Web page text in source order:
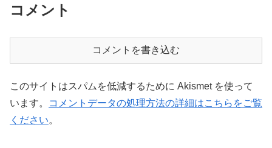
コメント
コメントを書き込む
このサイトはスパムを低減するために Akismet を使って
います。
コメントデータの処理方法の詳細はこちらをご覧
ください。